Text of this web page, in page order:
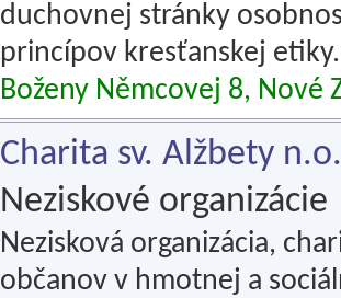
duchovnej stránky
princípov kresťanskej etiky.
Boženy Němcovej 8, Nové
Charita sv. Alžbety n.o.
Neziskové organizácie
Nezisková organizácia,
občanov v hmotnej a